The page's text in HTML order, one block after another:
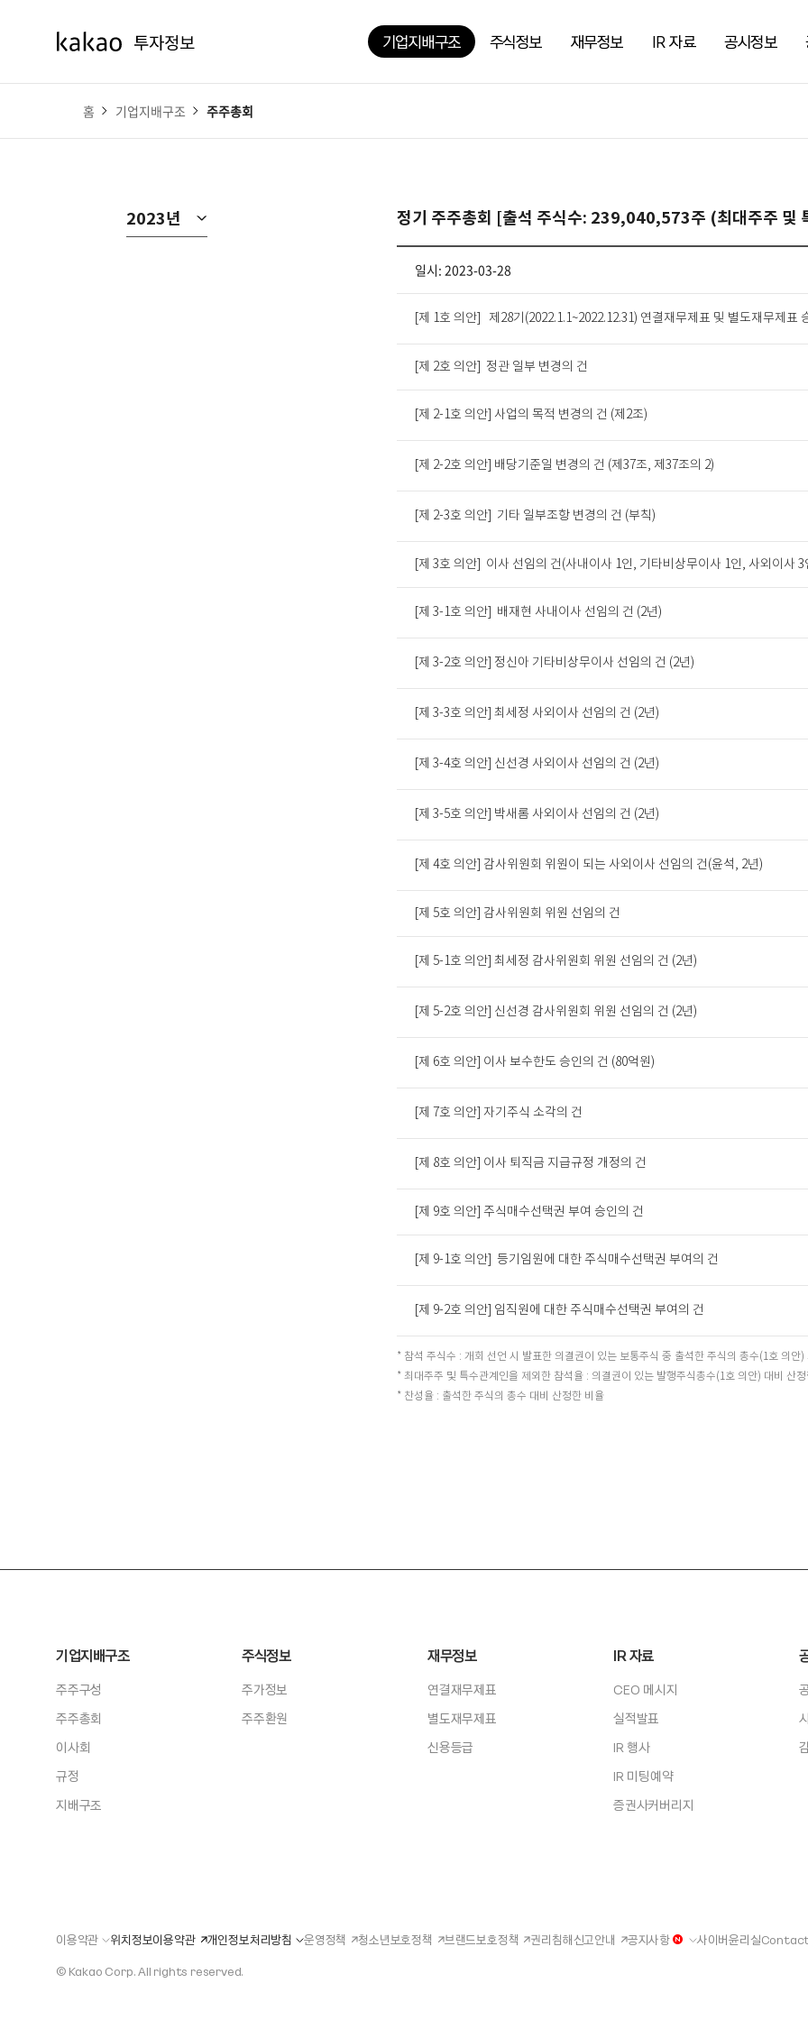
기업지배구조 주식정보 재무정보 IR 자료 공시정보
홈 기업지배구조 주주총회
2023년 정기 주주총회 [출석 주식수: 239,040,573주 (최대주주 및
일시: 2023-03-28
[제 1호 의안] 제28기(2022.1.1~2022.12.31) 연결재무제표 및 별도재무제표
[제 2호 의안] 정관 일부 변경의 건
[제 2-1호 의안] 사업의 목적 변경의 건 (제2조)
[제 2-2호 의안] 배당기준일 변경의 건 (제37조, 제37조의 2)
[제 2-3호 의안] 기타 일부조항 변경의 건 (부칙)
[제 3호 의안] 이사 선임의 건(사내이사 1인, 기타비상무이사 1인, 사외이사 3
[제 3-1호 의안] 배재현 사내이사 선임의 건 (2년)
[제 3-2호 의안] 정신아 기타비상무이사 선임의 건 (2년)
[제 3-3호 의안] 최세정 사외이사 선임의 건 (2년)
[제 3-4호 의안] 신선경 사외이사 선임의 건 (2년)
[제 3-5호 의안] 박새롬 사외이사 선임의 건 (2년)
[제 4호 의안] 감사위원회 위원이 되는 사외이사 선임의 건(윤석, 2년)
[제 5호 의안] 감사위원회 위원 선임의 건
[제 5-1호 의안] 최세정 감사위원회 위원 선임의 건 (2년)
[제 5-2호 의안] 신선경 감사위원회 위원 선임의 건 (2년)
[제 6호 의안] 이사 보수한도 승인의 건 (80억원)
[제 7호 의안] 자기주식 소각의 건
[제 8호 의안] 이사 퇴직금 지급규정 개정의 건
[제 9호 의안] 주식매수선택권 부여 승인의 건
[제 9-1호 의안] 등기임원에 대한 주식매수선택권 부여의 건
[제 9-2호 의안] 임직원에 대한 주식매수선택권 부여의 건
* 참석 주식수 : 개회 선언 시 발표한 의결권이 있는 보통주식 중 출석한 주식의 총수(1호 의안)
* 최대주주 및 특수관계인을 제외한 참석율 : 의결권이 있는 발행주식총수(1호 의안) 대비 산
* 찬성율 : 출석한 주식의 총수 대비 산정한 비율
기업지배구조
주주구성
주주총회
이사회
규정
지배구조
주식정보
주가정보
주주환원
재무정보
연결재무제표
별도재무제표
신용등급
IR 자료
CEO 메시지
실적발표
IR 행사
IR 미팅예약
증권사커버리지
이용약관 위치정보이용약관 개인정보처리방침 운영정책 청소년보호정책 브랜드보호정책 권리침해신고안내 공지사항 사이버윤리실
© Kakao Corp.All rights reserved.